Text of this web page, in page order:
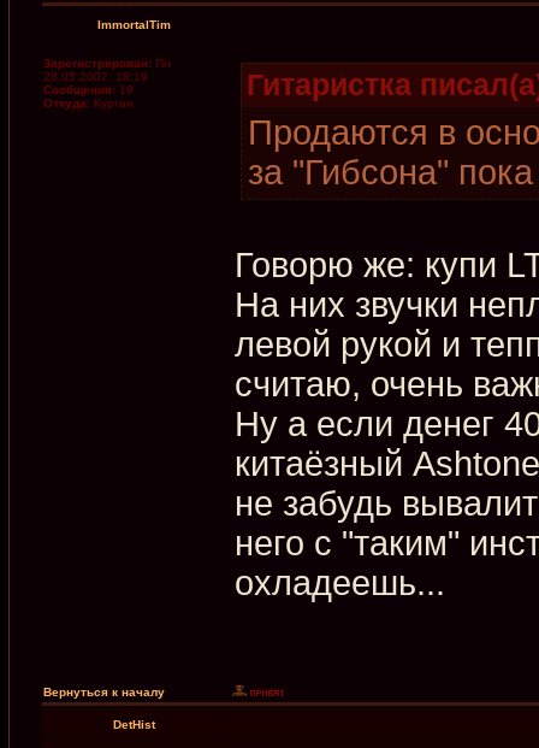
ImmortalTim
Зарегистрирован: Пн
28.05.2007, 18:19
Сообщения: 19
Откуда: Курган
Гитаристка
Продаются в
за "Гибсона"
Говорю же: купи
На них звучки
левой рукой и
считаю, очень
Ну а если денег
китаёзный
не забудь
него с "таким"
охладеешь...
Вернуться к началу
DetHist